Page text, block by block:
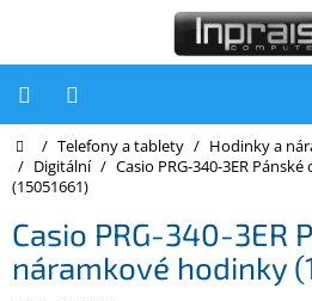
Počítače
Počítače
Notebooky
Domů
/ Telefony a tablety / Hodinky a
/ Digitální / Casio PRG-340-3ER
(15051661)
Casio PRG-340-3ER
náramkové hodinky